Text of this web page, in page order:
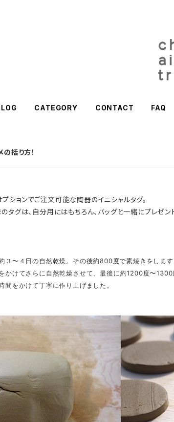
CATEGORY CONTACT FAQ
括り方！
ョンでご注文可能な陶器のイニシャルタグ。
グは、自分用にはもちろん、バッグと一緒にプレゼン
３〜４日の自然乾燥。その後約800度で素焼きをしま
かけてさらに自然乾燥させて、最後に約1200度〜
をかけて丁寧に作り上げました。